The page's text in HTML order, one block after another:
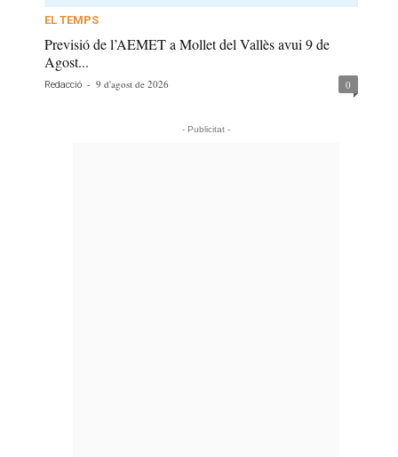
EL TEMPS
Previsió de l’AEMET a Mollet del Vallès avui 9 de
Agost...
Redacció - 9 d'agost de 2026 0
- Publicitat -